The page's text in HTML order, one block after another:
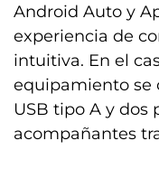
Android Auto y
experiencia de
intuitiva. En el
equipamiento se
USB tipo A y dos
acompañantes